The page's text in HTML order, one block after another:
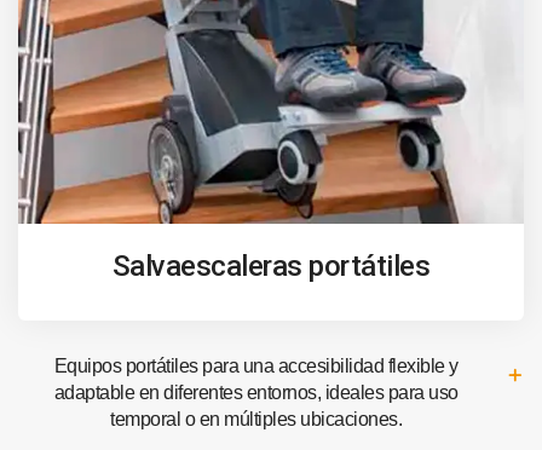
Salvaescaleras portátiles
Equipos portátiles para una accesibilidad flexible y
adaptable en diferentes entornos, ideales para uso
temporal o en múltiples ubicaciones.